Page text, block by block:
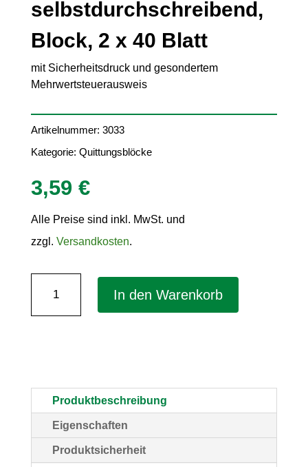
selbstdurchschreibend,
Block, 2 x 40 Blatt
mit Sicherheitsdruck und gesondertem
Mehrwertsteuerausweis
Artikelnummer: 3033
Kategorie: Quittungsblöcke
3,59 €
Alle Preise sind inkl. MwSt. und
zzgl. Versandkosten.
selbstdurchschreibend,
Block,
2
In den Warenkorb
Produktbeschreibung
Eigenschaften
Produktsicherheit